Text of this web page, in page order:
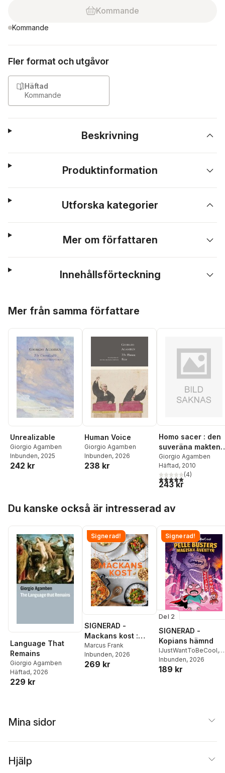
Kommande
Kommande
Fler format och utgåvor
Häftad
Kommande
Beskrivning
Produktinformation
Utforska kategorier
Mer om författaren
Innehållsförteckning
Mer från samma författare
Unrealizable
Giorgio Agamben
Inbunden, 2025
242 kr
Human Voice
Giorgio Agamben
Inbunden, 2026
238 kr
Homo sacer : den
suveräna makten
och det nakna
Giorgio Agamben
Häftad, 2010
5,0utav 5 stjärnor.
(4)
243 kr
Du kanske också är intresserad av
Language That
Remains
Giorgio Agamben
Häftad, 2026
229 kr
Signerad!
SIGNERAD -
Mackans kost :
Middagar och
matlådor
Marcus Frank
Inbunden, 2026
269 kr
Signerad!
Del 2
SIGNERAD -
Kopians hämnd
IJustWantToBeCool,
Joel Adolphson
Ejdemo Beer
Inbunden, 2026
189 kr
Mina sidor
Hjälp